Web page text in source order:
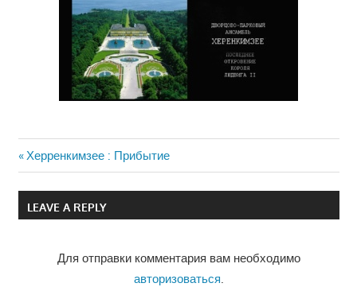
Навигация
по
Previous
Post:
Херренкимзее : Прибытие
LEAVE A REPLY
Для отправки комментария вам необходимо
авторизоваться